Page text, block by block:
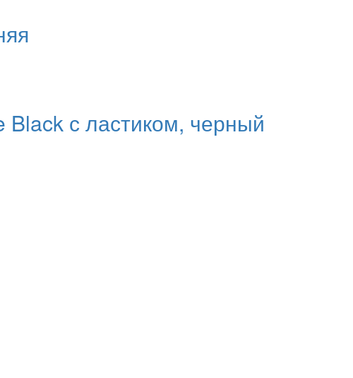
с ластиком, черный